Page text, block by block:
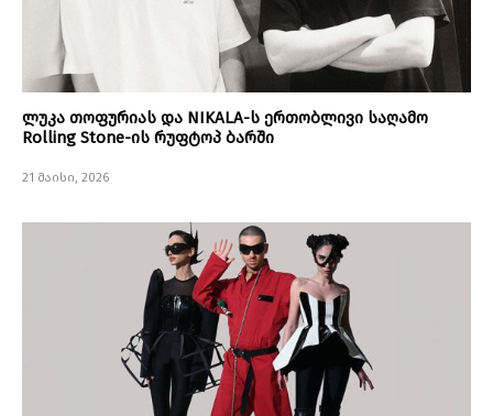
ლუკა თოფურიას და NIKALA-ს ერთობლივი საღამო
Rolling Stone-ის რუფტოპ ბარში
21 მაისი, 2026